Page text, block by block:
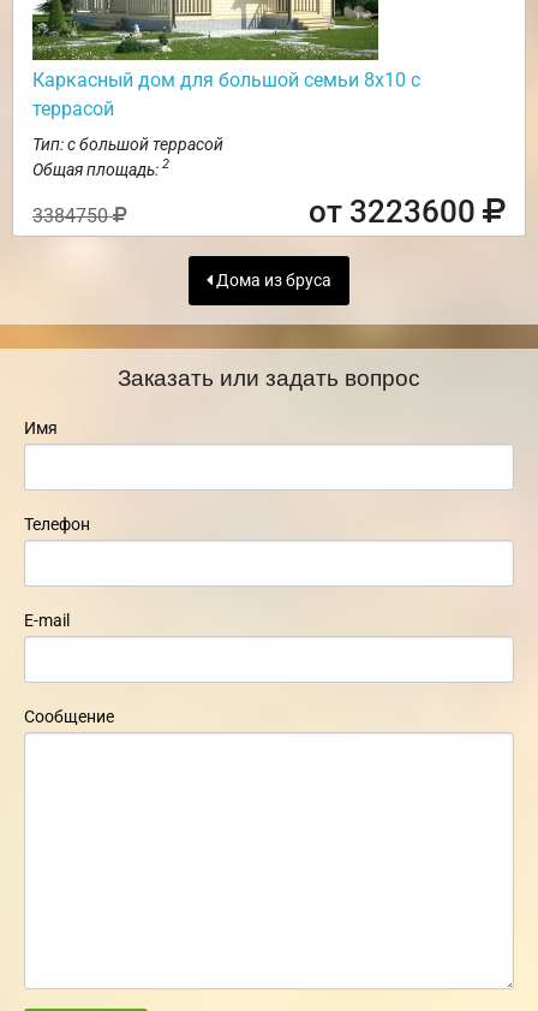
Каркасный дом для большой семьи 8х10 с
террасой
Тип: с большой террасой
Общая площадь: 2
3384750 от 3223600
Дома из бруса
Заказать или задать вопрос
Имя
Телефон
E-mail
Сообщение